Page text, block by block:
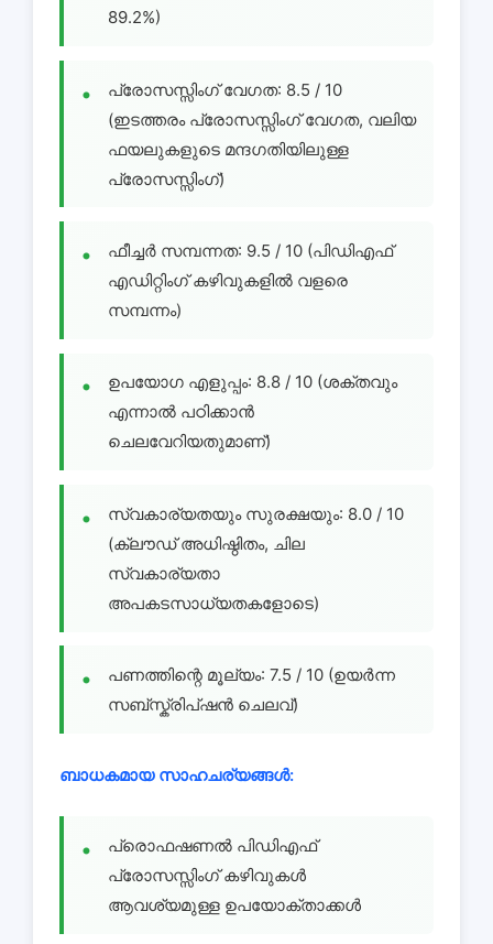
89.2%)
പ്രോസസ്സിംഗ് വേഗത: 8.5 / 10
(ഇടത്തരം പ്രോസസ്സിംഗ് വേഗത, വലിയ
ഫയലുകളുടെ മന്ദഗതിയിലുള്ള
പ്രോസസ്സിംഗ്)
ഫീച്ചർ സമ്പന്നത: 9.5 / 10 (പിഡിഎഫ്
എഡിറ്റിംഗ് കഴിവുകളിൽ വളരെ
സമ്പന്നം)
ഉപയോഗ എളുപ്പം: 8.8 / 10 (ശക്തവും
എന്നാൽ പഠിക്കാൻ
ചെലവേറിയതുമാണ്)
സ്വകാര്യതയും സുരക്ഷയും: 8.0 / 10
(ക്ലൗഡ് അധിഷ്ഠിതം, ചില
സ്വകാര്യതാ
അപകടസാധ്യതകളോടെ)
പണത്തിന്റെ മൂല്യം: 7.5 / 10 (ഉയർന്ന
സബ്സ്ക്രിപ്ഷൻ ചെലവ്)
ബാധകമായ സാഹചര്യങ്ങൾ:
പ്രൊഫഷണൽ പിഡിഎഫ്
പ്രോസസ്സിംഗ് കഴിവുകൾ
ആവശ്യമുള്ള ഉപയോക്താക്കൾ